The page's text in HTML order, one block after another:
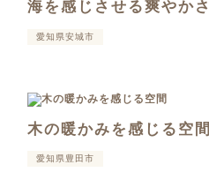
海を感じさせる爽やかさ
愛知県安城市
木の暖かみを感じる空間
愛知県豊田市